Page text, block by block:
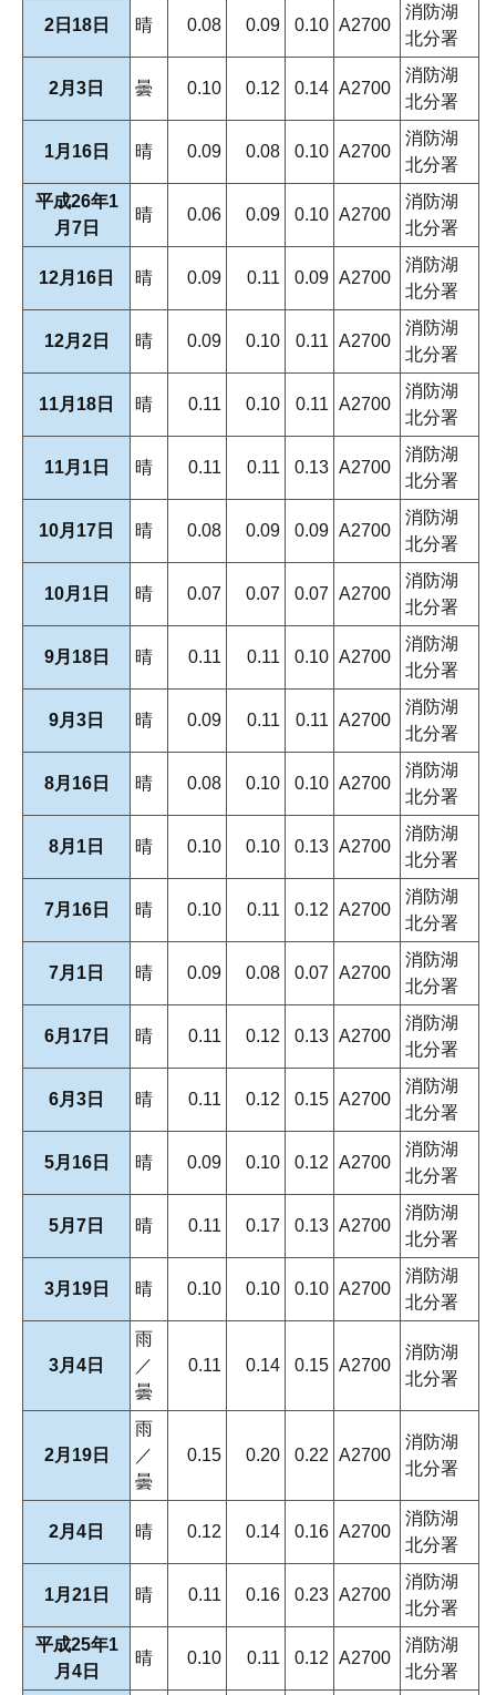
2日18日 晴 0.08 0.09 0.10 A2700
消防湖
北分署
2月3日 曇 0.10 0.12 0.14 A2700
消防湖
北分署
1月16日 晴 0.09 0.08 0.10 A2700
消防湖
北分署
平成26年1
月7日
晴 0.06 0.09 0.10 A2700
消防湖
北分署
12月16日 晴 0.09 0.11 0.09 A2700
消防湖
北分署
12月2日 晴 0.09 0.10 0.11 A2700
消防湖
北分署
11月18日 晴 0.11 0.10 0.11 A2700
消防湖
北分署
11月1日 晴 0.11 0.11 0.13 A2700
消防湖
北分署
10月17日 晴 0.08 0.09 0.09 A2700
消防湖
北分署
10月1日 晴 0.07 0.07 0.07 A2700
消防湖
北分署
9月18日 晴 0.11 0.11 0.10 A2700
消防湖
北分署
9月3日 晴 0.09 0.11 0.11 A2700
消防湖
北分署
8月16日 晴 0.08 0.10 0.10 A2700
消防湖
北分署
8月1日 晴 0.10 0.10 0.13 A2700
消防湖
北分署
7月16日 晴 0.10 0.11 0.12 A2700
消防湖
北分署
7月1日 晴 0.09 0.08 0.07 A2700
消防湖
北分署
6月17日 晴 0.11 0.12 0.13 A2700
消防湖
北分署
6月3日 晴 0.11 0.12 0.15 A2700
消防湖
北分署
5月16日 晴 0.09 0.10 0.12 A2700
消防湖
北分署
5月7日 晴 0.11 0.17 0.13 A2700
消防湖
北分署
3月19日 晴 0.10 0.10 0.10 A2700
消防湖
北分署
3月4日
雨
／
曇
0.11 0.14 0.15 A2700
消防湖
北分署
2月19日
雨
／
曇
0.15 0.20 0.22 A2700
消防湖
北分署
2月4日 晴 0.12 0.14 0.16 A2700
消防湖
北分署
1月21日 晴 0.11 0.16 0.23 A2700
消防湖
北分署
平成25年1
月4日
晴 0.10 0.11 0.12 A2700
消防湖
北分署